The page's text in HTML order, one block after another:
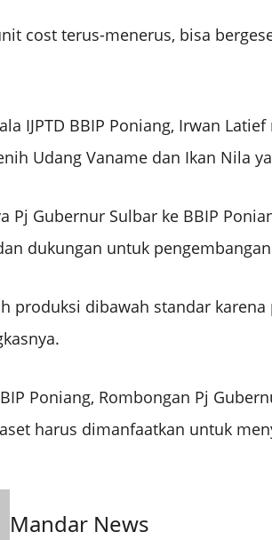
cost terus-menerus, bisa
IJPTD BBIP Poniang, Irwan
Udang Vaname dan Ikan Nila
Pj Gubernur Sulbar ke BBIP
dukungan untuk
produksi dibawah standar
Poniang, Rombongan Pj
harus dimanfaatkan untuk
Mandar News